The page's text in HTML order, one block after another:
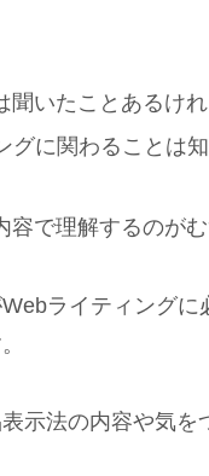
聞いたことあるけ
グに関わることは
容で理解するのが
Webライティング
示法の内容や気